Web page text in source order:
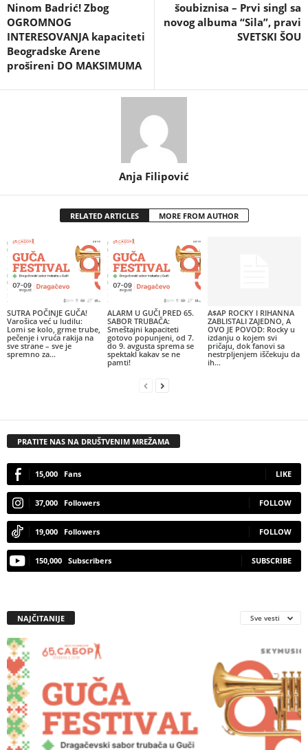
Ninom Badrić! Zbog
OGROMNOG
INTERESOVANJA kapaciteti
Beogradske Arene
prošireni DO MAKSIMUMA
šoubiznisa – Prvi singl sa
novog albuma “Sila”, pravi
SVETSKI ŠOU
Anja Filipović
RELATED ARTICLES MORE FROM AUTHOR
SUTRA POČINJE GUČA!
Varošica već u ludilu:
Lomi se kolo, grme trube,
pečenje i vruća rakija na
sve strane – sve je
spremno za...
ALARM U GUČI PRED 65.
SABOR TRUBAČA:
Smeštajni kapaciteti
gotovo popunjeni, od 7.
do 9. avgusta sprema se
spektakl kakav se ne
pamti!
A$AP ROCKY I RIHANNA
ZABLISTALI ZAJEDNO, A
OVO JE POVOD: Rocky u
izdanju o kojem svi
pričaju, dok fanovi sa
nestrpljenjem iščekuju da
ih...
PRATITE NAS NA DRUŠTVENIM MREŽAMA
15,000 Fans LIKE
37,000 Followers FOLLOW
19,000 Followers FOLLOW
150,000 Subscribers SUBSCRIBE
NAJČITANIJE Sve vesti